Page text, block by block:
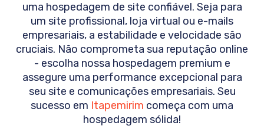
uma hospedagem de site confiável. Seja para
um site profissional, loja virtual ou e-mails
empresariais, a estabilidade e velocidade são
cruciais. Não comprometa sua reputação online
- escolha nossa hospedagem premium e
assegure uma performance excepcional para
seu site e comunicações empresariais. Seu
sucesso em Itapemirim começa com uma
hospedagem sólida!